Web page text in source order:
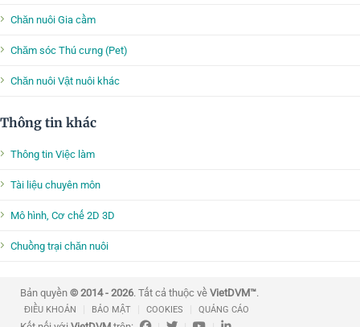
Chăn nuôi Gia cầm
Chăm sóc Thú cưng (Pet)
Chăn nuôi Vật nuôi khác
Thông tin khác
Thông tin Việc làm
Tài liệu chuyên môn
Mô hình, Cơ chế 2D 3D
Chuồng trại chăn nuôi
Bản quyền © 2014 - 2026. Tất cả thuộc về VietDVM™.
ĐIỀU KHOẢN BẢO MẬT COOKIES QUẢNG CÁO